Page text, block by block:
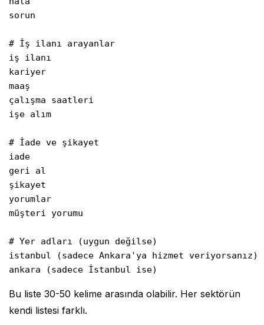
sorun
# İş ilanı arayanlar
iş ilanı
kariyer
maaş
çalışma saatleri
işe alım
# İade ve şikayet
iade
geri al
şikayet
yorumlar
müşteri yorumu
# Yer adları (uygun değilse)
istanbul (sadece Ankara'ya hizmet veriyorsanız)
ankara (sadece İstanbul ise)
Bu liste 30-50 kelime arasında olabilir. Her sektörün
kendi listesi farklı.